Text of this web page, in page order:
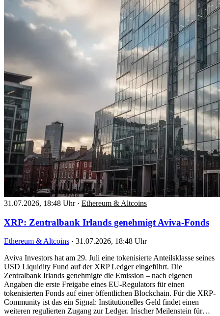
31.07.2026, 18:48 Uhr · Ethereum & Altcoins
XRP: Zentralbank Irlands genehmigt Aviva-Fonds
Ethereum & Altcoins · 31.07.2026, 18:48 Uhr
Aviva Investors hat am 29. Juli eine tokenisierte Anteilsklasse seines
USD Liquidity Fund auf der XRP Ledger eingeführt. Die
Zentralbank Irlands genehmigte die Emission – nach eigenen
Angaben die erste Freigabe eines EU-Regulators für einen
tokenisierten Fonds auf einer öffentlichen Blockchain. Für die XRP-
Community ist das ein Signal: Institutionelles Geld findet einen
weiteren regulierten Zugang zur Ledger. Irischer Meilenstein für…